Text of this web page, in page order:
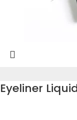
Eyeliner